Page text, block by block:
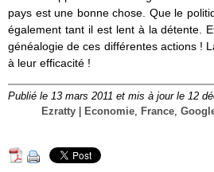
pays est une bonne chose. Que le
également tant il est lent à la détente.
généalogie de ces différentes actions !
à leur efficacité !
Publié le 13 mars 2011 et mis à jour le 12
Ezratty
Economie, France,